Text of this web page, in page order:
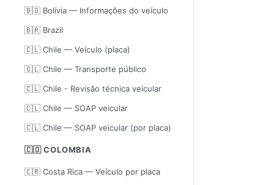
🇧🇴 Bolívia — Informações do veículo
🇧🇷 Brazil
🇨🇱 Chile — Veículo (placa)
🇨🇱 Chile — Transporte público
🇨🇱 Chile - Revisão técnica veicular
🇨🇱 Chile — SOAP veicular
🇨🇱 Chile — SOAP veicular (por placa)
🇨🇴 COLOMBIA
🇨🇷 Costa Rica — Veículo por placa